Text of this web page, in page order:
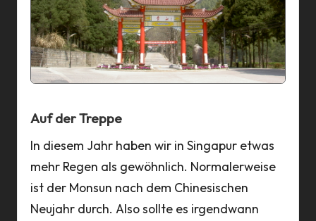
n
n
Auf der Treppe
In diesem Jahr haben wir in Singapur etwas
mehr Regen als gewöhnlich. Normalerweise
ist der Monsun nach dem Chinesischen
Neujahr durch. Also sollte es irgendwann